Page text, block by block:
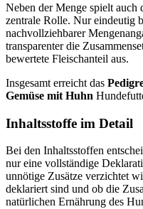
Neben der Menge spielt
zentrale Rolle. Nur eindeutig
nachvollziehbarer
transparenter die
bewertete Fleischanteil aus.
Insgesamt erreicht das
Gemüse mit Huhn
Inhaltsstoffe im Detail
Bei den Inhaltsstoffen
nur eine vollständige
unnötige Zusätze verzichtet
deklariert sind und ob die
natürlichen Ernährung des